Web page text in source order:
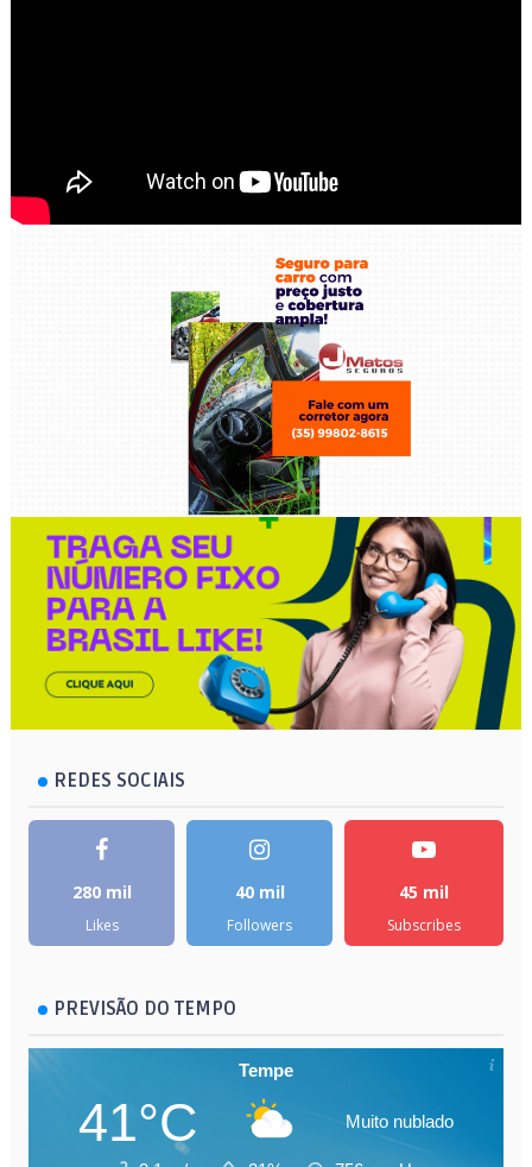
REDES SOCIAIS
280 mil
Likes
40 mil
Followers
45 mil
Subscribes
PREVISÃO DO TEMPO
Tempe
41°C Muito nublado